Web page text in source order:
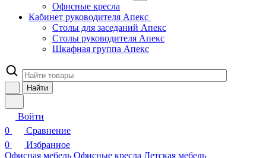
Офисные кресла
Кабинет руководителя Апекс
Столы для заседаний Апекс
Столы руководителя Апекс
Шкафная группа Апекс
Найти
Войти
0
Сравнение
0
Избранное
Офисная мебель Офисные кресла Детская мебель